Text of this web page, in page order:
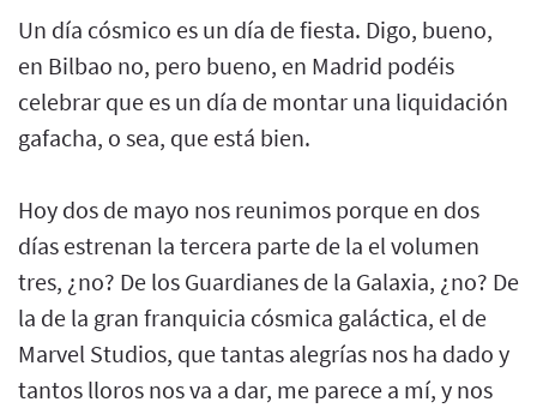
Un día cósmico es un día de fiesta. Digo, bueno,
en Bilbao no, pero bueno, en Madrid podéis
celebrar que es un día de montar una liquidación
gafacha, o sea, que está bien.
Hoy dos de mayo nos reunimos porque en dos
días estrenan la tercera parte de la el volumen
tres, ¿no? De los Guardianes de la Galaxia, ¿no? De
la de la gran franquicia cósmica galáctica, el de
Marvel Studios, que tantas alegrías nos ha dado y
tantos lloros nos va a dar, me parece a mí, y nos